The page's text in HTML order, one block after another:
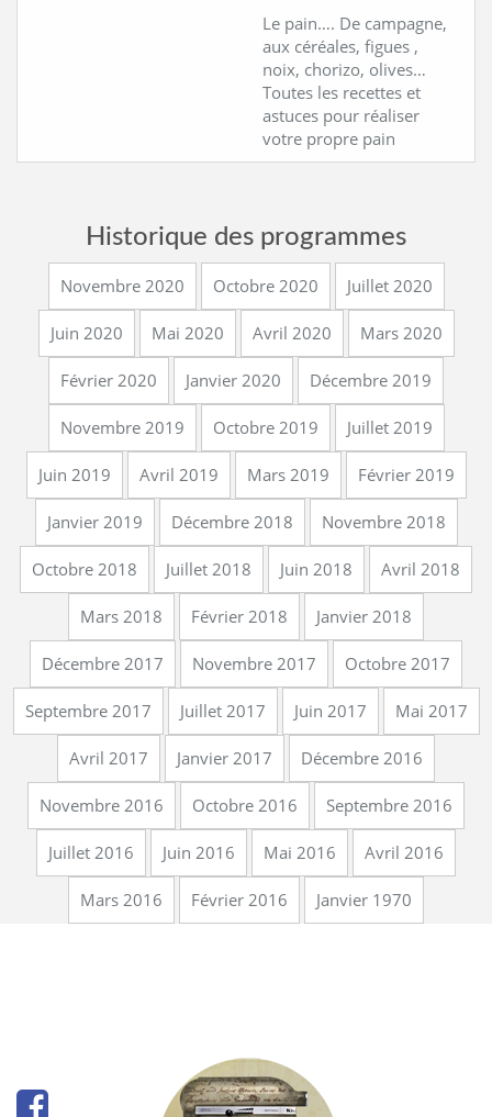
Le pain…. De campagne,
aux céréales, figues ,
noix, chorizo, olives…
Toutes les recettes et
astuces pour réaliser
votre propre pain
Historique des programmes
Novembre 2020 Octobre 2020 Juillet 2020
Juin 2020 Mai 2020 Avril 2020 Mars 2020
Février 2020 Janvier 2020 Décembre 2019
Novembre 2019 Octobre 2019 Juillet 2019
Juin 2019 Avril 2019 Mars 2019 Février 2019
Janvier 2019 Décembre 2018 Novembre 2018
Octobre 2018 Juillet 2018 Juin 2018 Avril 2018
Mars 2018 Février 2018 Janvier 2018
Décembre 2017 Novembre 2017 Octobre 2017
Septembre 2017 Juillet 2017 Juin 2017 Mai 2017
Avril 2017 Janvier 2017 Décembre 2016
Novembre 2016 Octobre 2016 Septembre 2016
Juillet 2016 Juin 2016 Mai 2016 Avril 2016
Mars 2016 Février 2016 Janvier 1970